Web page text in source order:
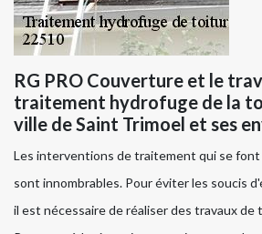
RG PRO Couverture et le
traitement hydrofuge de la
ville de Saint Trimoel et ses
Les interventions de traitement qui se
sont innombrables. Pour éviter les soucis
il est nécessaire de réaliser des travaux